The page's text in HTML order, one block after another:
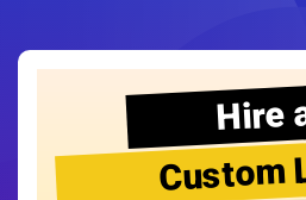
Hire
Custom